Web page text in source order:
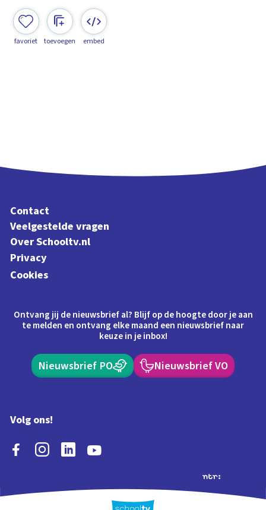
favoriet toevoegen embed
Contact
Veelgestelde vragen
Over Schooltv.nl
Privacy
Cookies
Ontvang jij de nieuwsbrief al? Blijf op de hoogte door je aan
te melden en ontvang elke maand een nieuwsbrief naar
keuze in je inbox!
Nieuwsbrief PO Nieuwsbrief VO
Volg ons!